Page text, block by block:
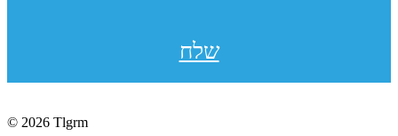
שלח
© 2026 Tlgrm